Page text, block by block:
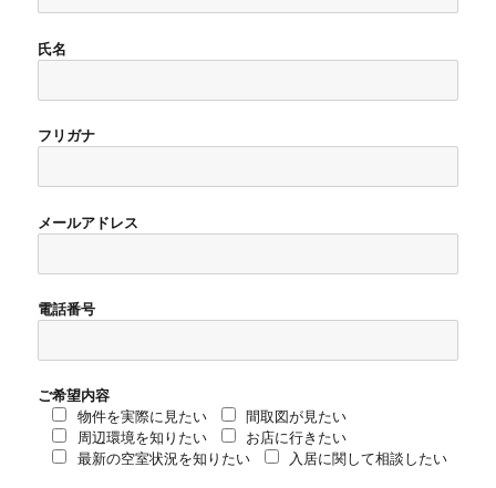
氏名
フリガナ
メールアドレス
電話番号
ご希望内容
物件を実際に見たい
間取図が見たい
周辺環境を知りたい
お店に行きたい
最新の空室状況を知りたい
入居に関して相談したい